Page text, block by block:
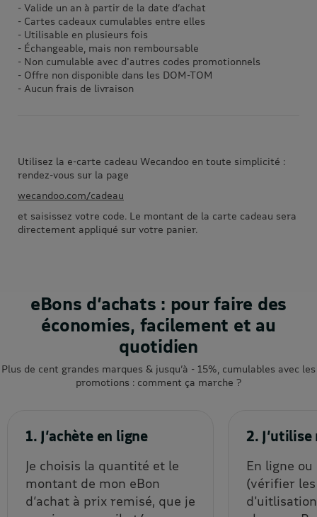
- Valide un an à partir de la date d’achat
- Cartes cadeaux cumulables entre elles
- Utilisable en plusieurs fois
- Échangeable, mais non remboursable
- Non cumulable avec d'autres codes promotionnels
- Offre non disponible dans les DOM-TOM
- Aucun frais de livraison
Utilisez la e-carte cadeau Wecandoo en toute simplicité :
rendez-vous sur la page
wecandoo.com/cadeau
et saisissez votre code. Le montant de la carte cadeau sera
directement appliqué sur votre panier.
eBons d’achats : pour faire des
économies, facilement et au
quotidien
Plus de cent grandes marques & jusqu’à - 15%, cumulables avec les
promotions : comment ça marche ?
1. J’achète en ligne
Je choisis la quantité et le
montant de mon eBon
d’achat à prix remisé, que je
2.
En ligne
(vérifier